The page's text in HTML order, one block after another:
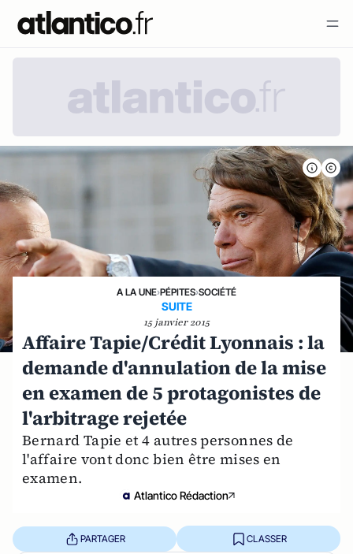
A LA UNE›PÉPITES›SOCIÉTÉ
SUITE
15 janvier 2015
Affaire Tapie/Crédit Lyonnais : la
demande d'annulation de la mise
en examen de 5 protagonistes de
l'arbitrage rejetée
Bernard Tapie et 4 autres personnes de
l'affaire vont donc bien être mises en
examen.
Atlantico Rédaction
PARTAGER CLASSER